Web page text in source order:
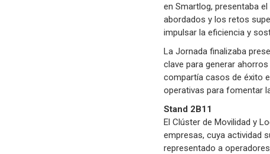
en Smartlog, presentaba
abordados y los retos
impulsar la eficiencia y
La Jornada finalizaba
clave para generar
compartía casos de éxito
operativas para fomentar
Stand 2B11
El Clúster de Movilidad y
empresas, cuya actividad
representado a